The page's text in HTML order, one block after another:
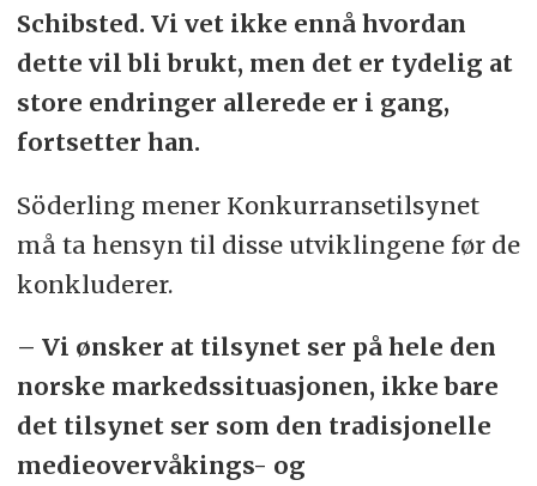
Schibsted. Vi vet ikke ennå hvordan
dette vil bli brukt, men det er tydelig at
store endringer allerede er i gang,
fortsetter han.
Söderling mener Konkurransetilsynet
må ta hensyn til disse utviklingene før de
konkluderer.
– Vi ønsker at tilsynet ser på hele den
norske markedssituasjonen, ikke bare
det tilsynet ser som den tradisjonelle
medieovervåkings- og